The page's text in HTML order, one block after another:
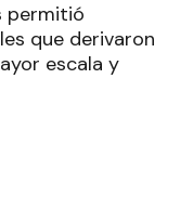
permitió
que derivaron
escala y